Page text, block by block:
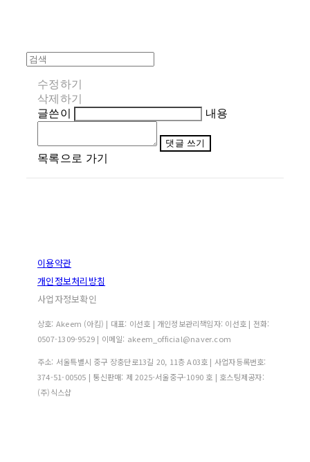
수정하기
삭제하기
글쓴이
내용
댓글 쓰기
목록으로 가기
이용약관
개인정보처리방침
사업자정보확인
상호: Akeem (아킴) | 대표: 이선호 | 개인정보관리책임자: 이선호 | 전화:
0507-1309-9529 | 이메일: akeem_official@naver.com
주소: 서울특별시 중구 장충단로13길 20, 11층 A03호 | 사업자등록번호:
374-51-00505 | 통신판매: 제 2025-서울중구-1090 호 | 호스팅제공자:
(주)식스샵